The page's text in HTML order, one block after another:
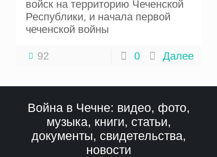
войск на территорию Чеченской
Республики, и начала первой
чеченской войны
92 0 Далее
Война в Чечне: видео, фото,
музыка, книги, статьи,
документы, свидетельства,
новости